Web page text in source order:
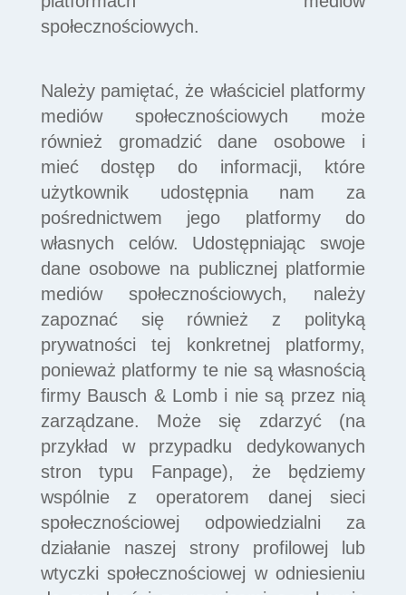
społecznościowych.
Należy pamiętać, że właściciel platformy
mediów społecznościowych może
również gromadzić dane osobowe i
mieć dostęp do informacji, które
użytkownik udostępnia nam za
pośrednictwem jego platformy do
własnych celów. Udostępniając swoje
dane osobowe na publicznej platformie
mediów społecznościowych, należy
zapoznać się również z polityką
prywatności tej konkretnej platformy,
ponieważ platformy te nie są własnością
firmy Bausch & Lomb i nie są przez nią
zarządzane. Może się zdarzyć (na
przykład w przypadku dedykowanych
stron typu Fanpage), że będziemy
wspólnie z operatorem danej sieci
społecznościowej odpowiedzialni za
działanie naszej strony profilowej lub
wtyczki społecznościowej w odniesieniu